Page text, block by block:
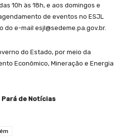
10h às 18h, e aos domingos e
de eventos no ESJL
do e-mail esjl@sedeme.pa.gov.br.
do Estado, por meio da
Econômico, Mineração e Energia
de Notícias